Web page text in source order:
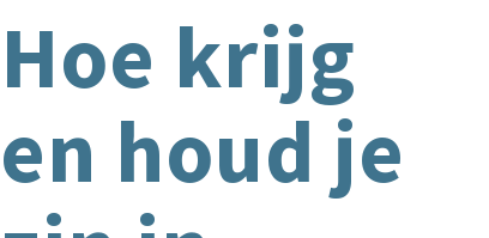
Hoe krijg
en houd je